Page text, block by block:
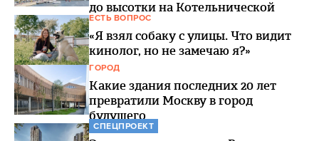
до высотки на Котельнической
ЕСТЬ ВОПРОС
«Я взял собаку с улицы. Что видит
кинолог, но не замечаю я?»
ГОРОД
Какие здания последних 20 лет
превратили Москву в город
будущего
СПЕЦПРОЕКТ